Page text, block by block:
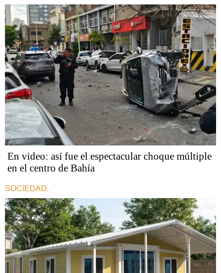
En video: así fue el espectacular choque múltiple
en el centro de Bahía
SOCIEDAD.